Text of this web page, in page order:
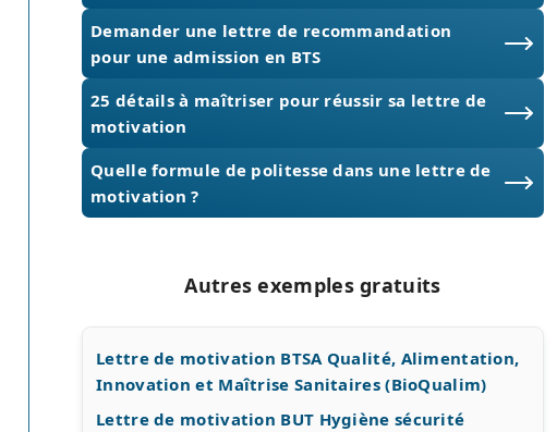
Demander une lettre de recommandation
pour une admission en BTS
25 détails à maîtriser pour réussir sa lettre de
motivation
Quelle formule de politesse dans une lettre de
motivation ?
Autres exemples gratuits
Lettre de motivation BTSA Qualité, Alimentation,
Innovation et Maîtrise Sanitaires (BioQualim)
Lettre de motivation BUT Hygiène sécurité